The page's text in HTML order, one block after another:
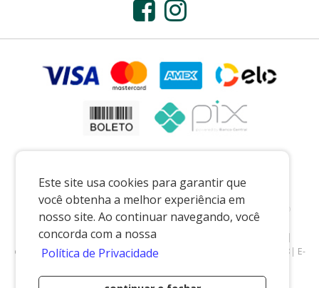
Este site usa cookies para garantir que
você obtenha a melhor experiência em
nosso site. Ao continuar navegando, você
concorda com a nossa
Política de Privacidade
Preços e condições exclusivos para o casadaporcelana.com.br e para o
televendas, podendo sofrer alterações sem prévia notiﬁcação.
CASA DA PORCELANA COMERCIO LTDA
|
casadaporcelana.com.br|Pedreira/SP
| Telefone: 19 99299-5668| E-